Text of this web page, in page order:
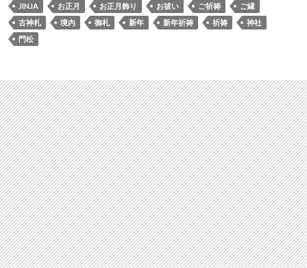
JINJA お正月 お正月飾り お祓い ご祈祷
ご縁
古神札
境内 御札 新年 新年祈祷 祈祷
神社
門松